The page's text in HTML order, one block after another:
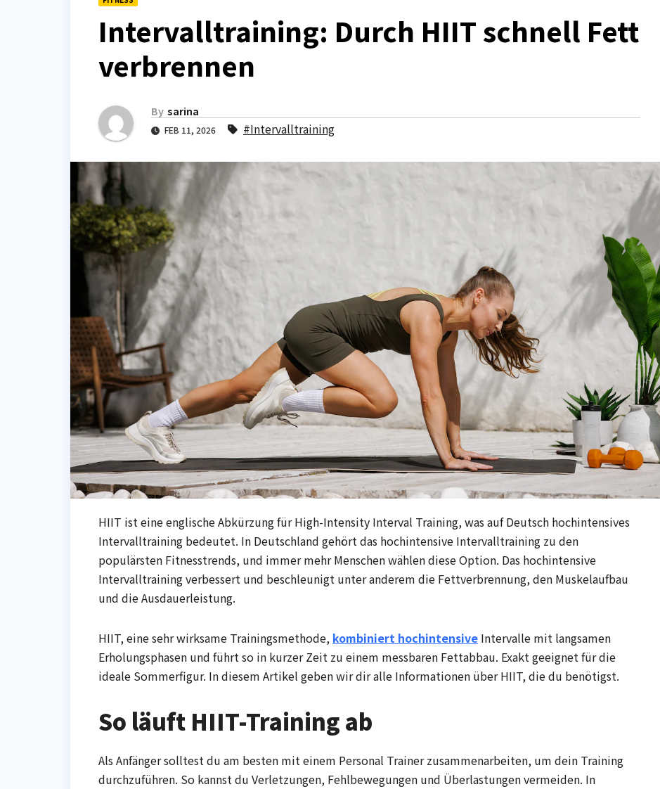
Intervalltraining: Durch HIIT schnell Fett
verbrennen
By sarina
FEB 11, 2026 #Intervalltraining
HIIT ist eine englische Abkürzung für High-Intensity Interval Training, was auf Deutsch hochintensives
Intervalltraining bedeutet. In Deutschland gehört das hochintensive Intervalltraining zu den
populärsten Fitnesstrends, und immer mehr Menschen wählen diese Option. Das hochintensive
Intervalltraining verbessert und beschleunigt unter anderem die Fettverbrennung, den Muskelaufbau
und die Ausdauerleistung.
HIIT, eine sehr wirksame Trainingsmethode, kombiniert hochintensive Intervalle mit langsamen
Erholungsphasen und führt so in kurzer Zeit zu einem messbaren Fettabbau. Exakt geeignet für die
ideale Sommerfigur. In diesem Artikel geben wir dir alle Informationen über HIIT, die du benötigst.
So läuft HIIT-Training ab
Als Anfänger solltest du am besten mit einem Personal Trainer zusammenarbeiten, um dein Training
durchzuführen. So kannst du Verletzungen, Fehlbewegungen und Überlastungen vermeiden. In